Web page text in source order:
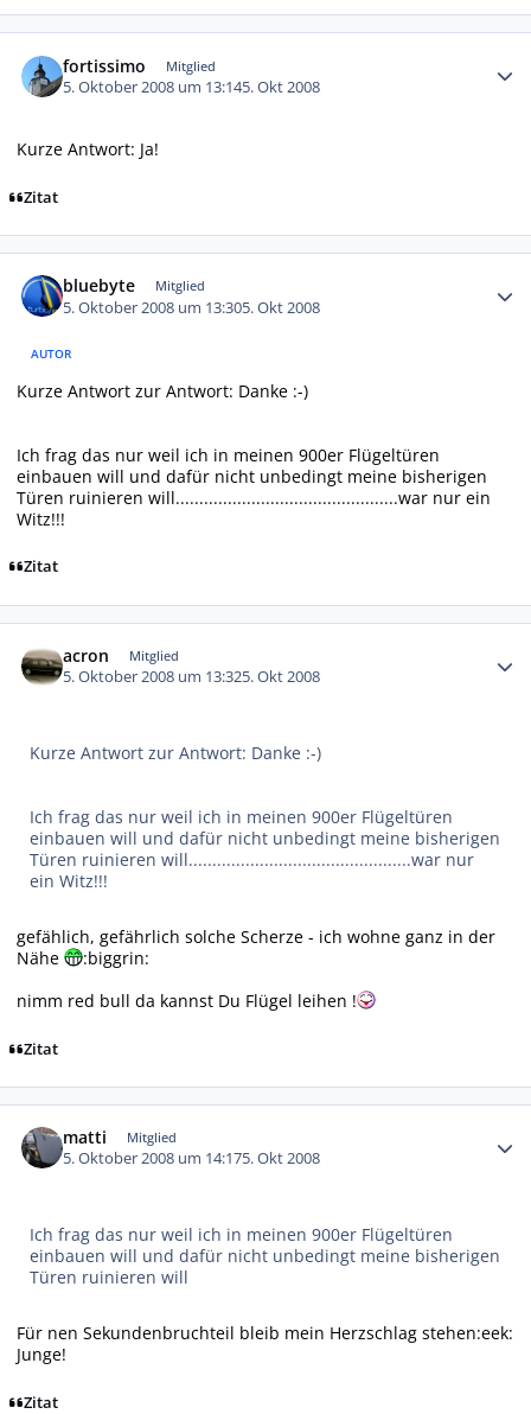
fortissimo Mitglied
5. Oktober 2008 um 13:145. Okt 2008
Kurze Antwort: Ja!
Zitat
bluebyte Mitglied
5. Oktober 2008 um 13:305. Okt 2008
AUTOR
Kurze Antwort zur Antwort: Danke :-)
Ich frag das nur weil ich in meinen 900er Flügeltüren
einbauen will und dafür nicht unbedingt meine bisherigen
Türen ruinieren will...............................................war nur ein
Witz!!!
Zitat
acron Mitglied
5. Oktober 2008 um 13:325. Okt 2008
Kurze Antwort zur Antwort: Danke :-)
Ich frag das nur weil ich in meinen 900er Flügeltüren
einbauen will und dafür nicht unbedingt meine bisherigen
Türen ruinieren will...............................................war nur
ein Witz!!!
gefählich, gefährlich solche Scherze - ich wohne ganz in der
Nähe
:biggrin:
nimm red bull da kannst Du Flügel leihen !
Zitat
matti Mitglied
5. Oktober 2008 um 14:175. Okt 2008
Ich frag das nur weil ich in meinen 900er Flügeltüren
einbauen will und dafür nicht unbedingt meine bisherigen
Türen ruinieren will
Für nen Sekundenbruchteil bleib mein Herzschlag stehen:eek:
Junge!
Zitat